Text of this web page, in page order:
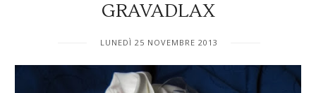
GRAVADLAX
LUNEDÌ 25 NOVEMBRE 2013